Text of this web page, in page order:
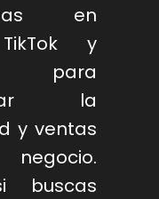
en
y
para
la
y ventas
buscas